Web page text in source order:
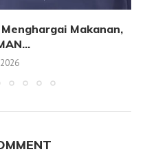
Makanan,